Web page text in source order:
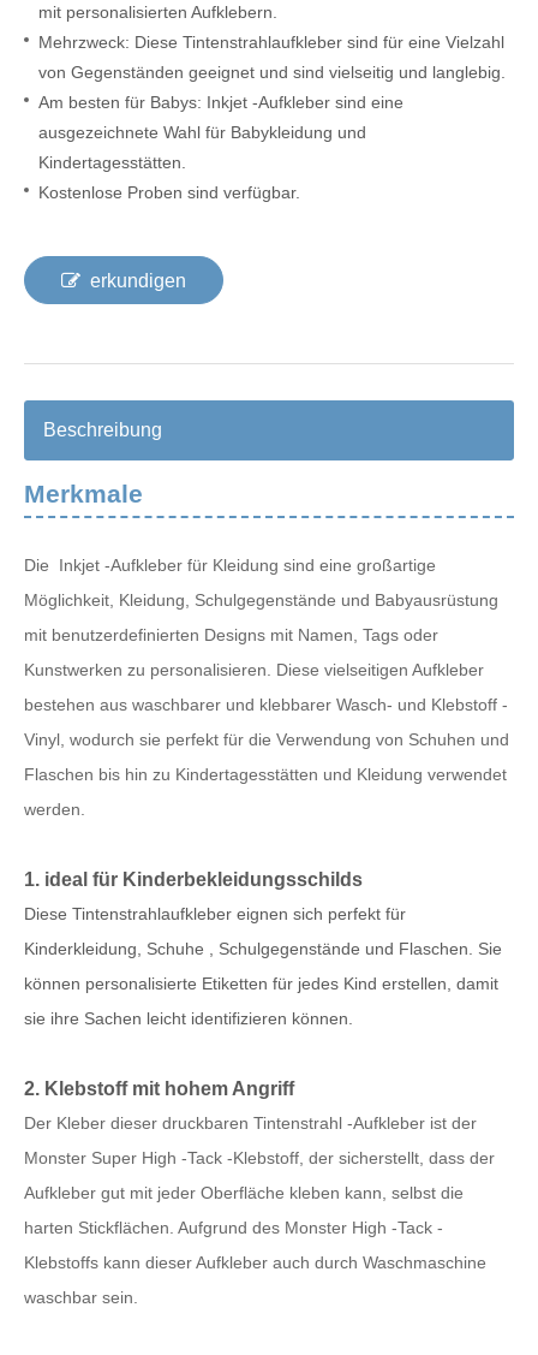
mit personalisierten Aufklebern.
Mehrzweck: Diese Tintenstrahlaufkleber sind für eine Vielzahl
von Gegenständen geeignet und sind vielseitig und langlebig.
Am besten für Babys: Inkjet -Aufkleber sind eine
ausgezeichnete Wahl für Babykleidung und
Kindertagesstätten.
Kostenlose Proben sind verfügbar.
erkundigen
Beschreibung
Merkmale
Die Inkjet -Aufkleber für Kleidung sind eine großartige
Möglichkeit, Kleidung, Schulgegenstände und Babyausrüstung
mit benutzerdefinierten Designs mit Namen, Tags oder
Kunstwerken zu personalisieren. Diese vielseitigen Aufkleber
bestehen aus waschbarer und klebbarer Wasch- und Klebstoff -
Vinyl, wodurch sie perfekt für die Verwendung von Schuhen und
Flaschen bis hin zu Kindertagesstätten und Kleidung verwendet
werden.
1. ideal für Kinderbekleidungsschilds
Diese Tintenstrahlaufkleber eignen sich perfekt für
Kinderkleidung, Schuhe
, Schulgegenstände und Flaschen. Sie
können personalisierte Etiketten für jedes Kind erstellen, damit
sie ihre Sachen leicht identifizieren können.
2. Klebstoff mit hohem Angriff
Der Kleber dieser druckbaren Tintenstrahl -Aufkleber ist der
Monster Super High -Tack -Klebstoff, der sicherstellt, dass der
Aufkleber gut mit jeder Oberfläche kleben kann, selbst die
harten Stickflächen. Aufgrund des Monster High -Tack -
Klebstoffs kann dieser Aufkleber auch durch Waschmaschine
waschbar sein.